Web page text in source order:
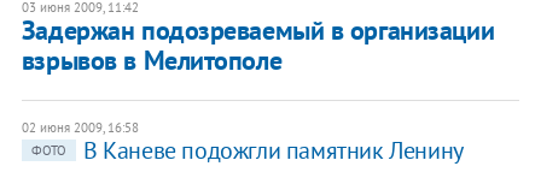
03 июня 2009, 11:42
Задержан подозреваемый в организации
взрывов в Мелитополе
02 июня 2009, 16:58
ФОТО
В Каневе подожгли памятник Ленину